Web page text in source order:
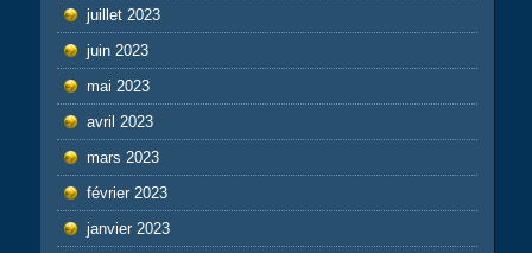
juillet 2023
juin 2023
mai 2023
avril 2023
mars 2023
février 2023
janvier 2023